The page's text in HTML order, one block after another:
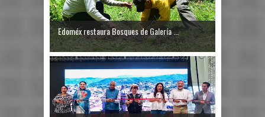
Edoméx restaura Bosques de Galería ...